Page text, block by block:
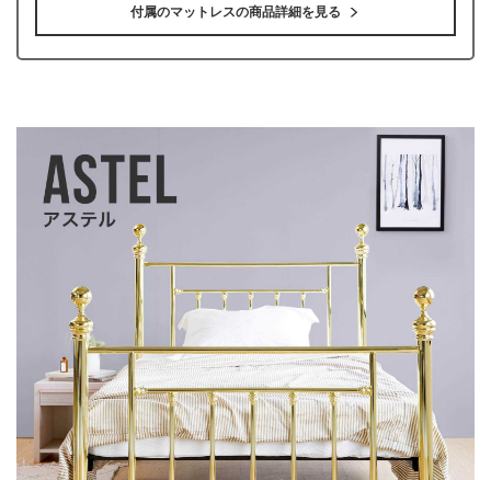
付属のマットレスの商品詳細を見る